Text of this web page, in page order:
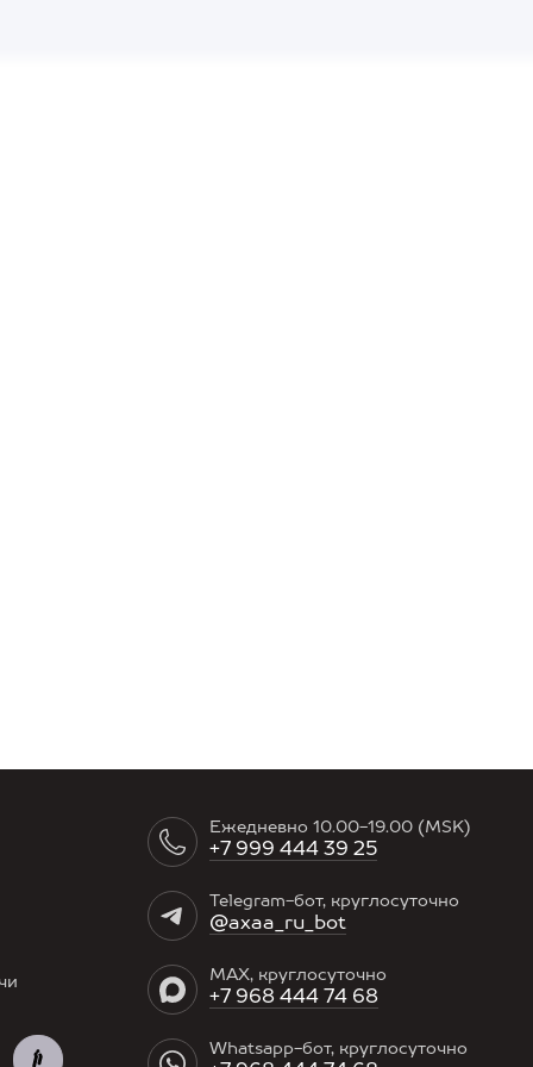
Ежедневно 10.00-19.00 (MSK)
+7 999 444 39 25
Telegram-бот, круглосуточно
@axaa_ru_bot
MAX, круглосуточно
+7 968 444 74 68
Whatsapp-бот, круглосуточно